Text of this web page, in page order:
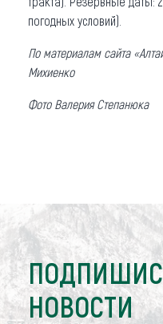
погодных условий).
По материалам сайта
Михиенко
Фото Валерия Степанюка
НОВОСТИ